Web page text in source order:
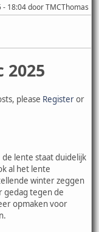
- 18:04 door TMCThomas
2025
please Registeror
lente staat duidelijk
al het lente
winter zeggen
gedag tegen de
opmaken voor